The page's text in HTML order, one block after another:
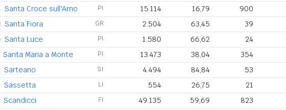
Santa Croce sull'Arno PI 15.114 16,79 900
Santa Fiora GR 2.504 63,45 39
Santa Luce PI 1.580 66,62 24
Santa Maria a Monte PI 13.473 38,04 354
Sarteano SI 4.494 84,84 53
Sassetta LI 554 26,75 21
Scandicci FI 49.135 59,69 823